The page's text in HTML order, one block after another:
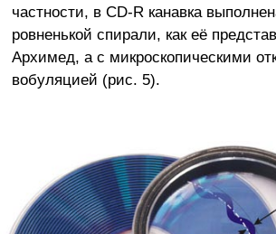
частности, в CD-R канавка
ровненькой спирали, как её
Архимед, а с микроскопическими
вобуляцией (рис. 5).